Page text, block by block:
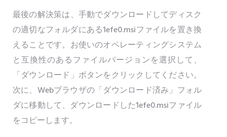
最後の解決策は、手動でダウンロードしてディスク
の適切なフォルダにある1efe0.msiファイルを置き換
えることです。お使いのオペレーティングシステム
と互換性のあるファイルバージョンを選択して、
「ダウンロード」ボタンをクリックしてください。
次に、Webブラウザの「ダウンロード済み」フォル
ダに移動して、ダウンロードした1efe0.msiファイル
をコピーします。